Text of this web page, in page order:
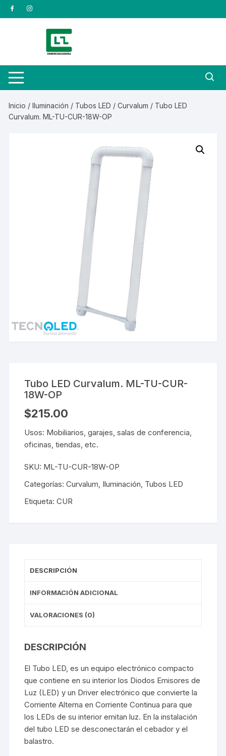
Saltar
al
Inicio /Iluminación / Tubos LED /Curvalum / Tubo LED
Curvalum. ML-TU-CUR-18W-OP
Tubo LED Curvalum. ML-TU-CUR-
18W-OP
$215.00
Usos: Mobiliarios, garajes, salas de conferencia,
oficinas, tiendas, etc.
SKU: ML-TU-CUR-18W-OP
Categorías:Curvalum Iluminación Tubos LED
Etiqueta:CUR
DESCRIPCIÓN
INFORMACIÓN ADICIONAL
VALORACIONES (0)
DESCRIPCIÓN
El Tubo LED, es un equipo electrónico compacto
que contiene en su interior los Diodos Emisores de
Luz (LED) y un Driver electrónico que convierte la
Corriente Alterna en Corriente Continua para que
los LEDs de su interior emitan luz. En la instalación
del tubo LED se desconectarán el cebador y el
balastro.